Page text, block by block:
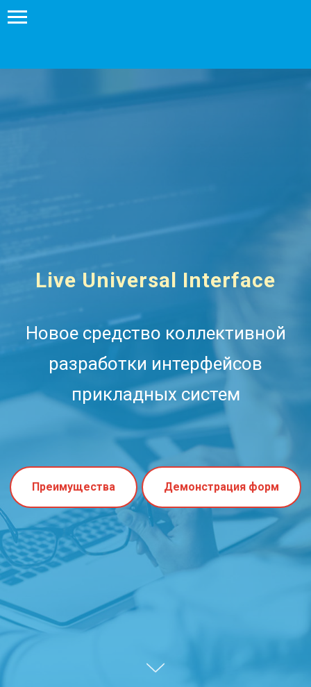
Live Universal Interface
Новое средство коллективной
разработки интерфейсов
прикладных систем
Преимущества Демонстрация форм